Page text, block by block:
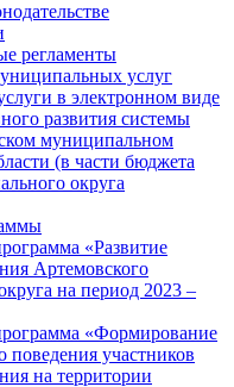
регламенты
услуг
в электронном виде
развития системы
муниципальном
(в части бюджета
округа
«Развитие
Артемовского
на период 2023 –
«Формирование
поведения участников
на территории